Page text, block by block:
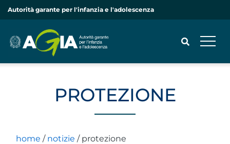
Autorità garante per l'infanzia e l'adolescenza
CERCA
PROTEZIONE
home / notizie / protezione